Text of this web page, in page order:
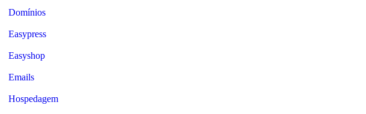
Domínios
Easypress
Easyshop
Emails
Hospedagem